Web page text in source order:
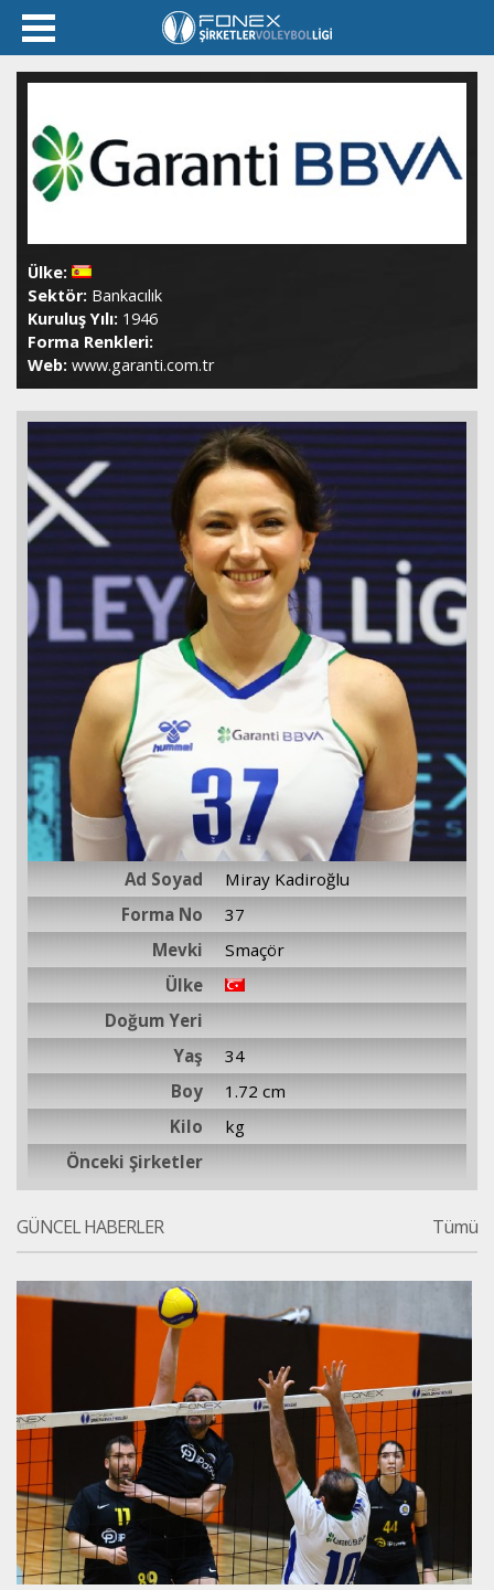
Ülke:
Sektör: Bankacılık
Kuruluş Yılı: 1946
Forma Renkleri:
Web: www.garanti.com.tr
Ad Soyad
Miray Kadiroğlu
Forma No
37
Mevki
Smaçör
Ülke
Doğum Yeri
Yaş
34
Boy
1.72 cm
Kilo
kg
Önceki Şirketler
GÜNCEL HABERLER Tümü